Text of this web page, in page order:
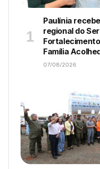
Paulínia
regional do
Família
07/08/2026